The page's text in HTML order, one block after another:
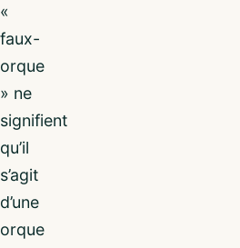
«
faux-
orque
» ne
signifient
qu’il
s’agit
d’une
orque